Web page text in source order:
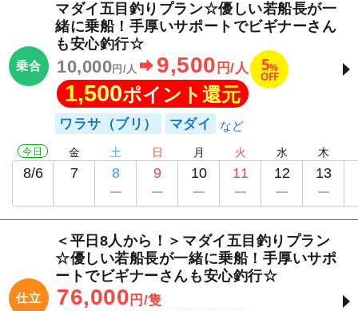
乗合
マダイ五目釣りプラン☆優しい若船長が一
緒に乗船！手厚いサポートでビギナーさん
も安心釣行☆
10,000 円/人 9,500 円/人 5%
OFF
1,500ポイント還元
ワラサ（ブリ） マダイ
今日
8/6
金
7
土
8
日
9
月
10
火
11
水
12
木
13
仕立
＜平日8人から！＞マダイ五目釣りプラン
☆優しい若船長が一緒に乗船！手厚いサポ
ートでビギナーさんも安心釣行☆
76,000 円/隻